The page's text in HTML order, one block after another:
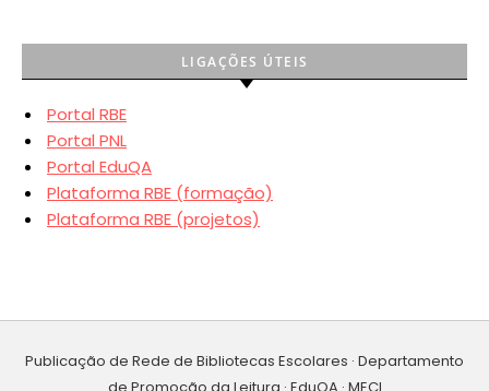
LIGAÇÕES ÚTEIS
Portal RBE
Portal PNL
Portal EduQA
Plataforma RBE (formação)
Plataforma RBE (projetos)
Publicação de Rede de Bibliotecas Escolares · Departamento